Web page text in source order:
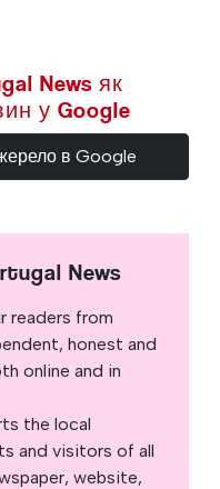
News як
у Google
в Google
News
readers from
honest and
online and in
the local
and visitors of all
website,